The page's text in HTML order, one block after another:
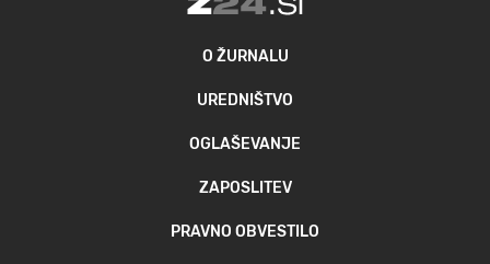
O ŽURNALU
UREDNIŠTVO
OGLAŠEVANJE
ZAPOSLITEV
PRAVNO OBVESTILO